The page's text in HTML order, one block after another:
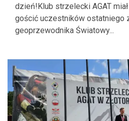
dzień!Klub strzelecki AGAT
gościć uczestników ostatniego
geoprzewodnika Światowy...